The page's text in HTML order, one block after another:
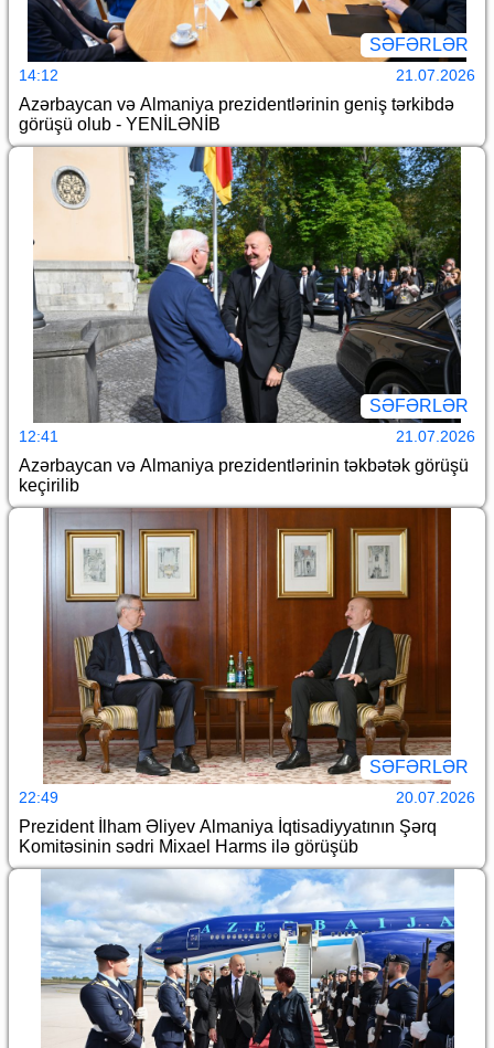
SƏFƏRLƏR
14:12 21.07.2026
Azərbaycan və Almaniya prezidentlərinin geniş tərkibdə
görüşü olub - YENİLƏNİB
SƏFƏRLƏR
12:41 21.07.2026
Azərbaycan və Almaniya prezidentlərinin təkbətək görüşü
keçirilib
SƏFƏRLƏR
22:49 20.07.2026
Prezident İlham Əliyev Almaniya İqtisadiyyatının Şərq
Komitəsinin sədri Mixael Harms ilə görüşüb